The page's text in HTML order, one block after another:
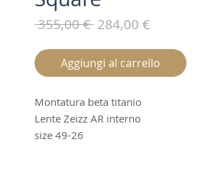
355,00 € Prezzo
284,00 €Prezzo
Aggiungi al carrello
Montatura beta titanio
Lente Zeizz AR interno
size 49-26